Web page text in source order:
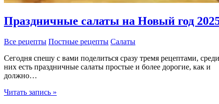
Праздничные салаты на Новый год
Все рецепты Постные рецепты Салаты
Сегодня спешу с вами поделиться сразу тремя рецептами, среди
них есть праздничные салаты простые и более дорогие, как и
должно…
Праздничные
Читать запись »